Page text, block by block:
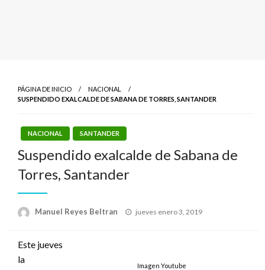
PÁGINA DE INICIO
NACIONAL
SUSPENDIDO EXALCALDE DE SABANA DE TORRES, SANTANDER
NACIONAL SANTANDER
Suspendido exalcalde de Sabana de
Torres, Santander
Manuel Reyes Beltran
Publicado
jueves enero 3, 2019
Imagen Youtube
Este jueves
la